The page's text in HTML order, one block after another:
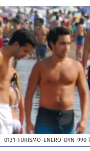
0131-TURISMO-ENERO-DYN-990